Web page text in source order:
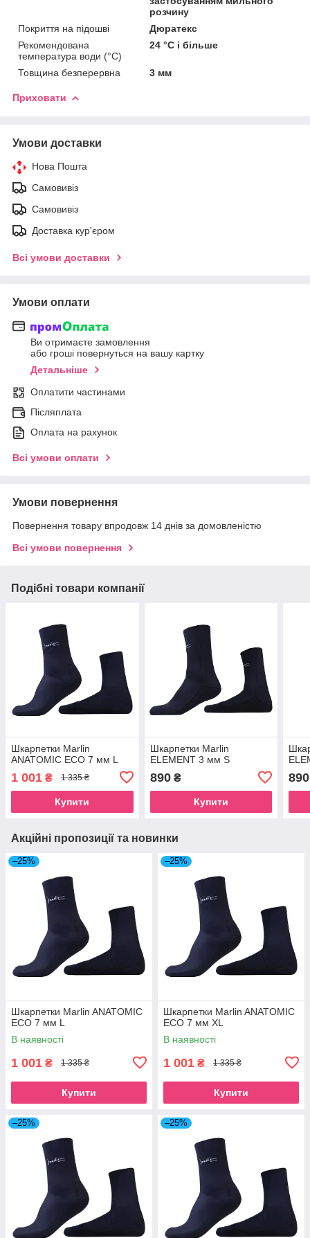
розчину
Покриття на підошві
Дюратекс
Рекомендована
температура води (°C)
24 °C і більше
Товщина безперервна 3 мм
Приховати
Умови доставки
Нова Пошта
Самовивіз
Самовивіз
Доставка кур'єром
Всі умови доставки
Умови оплати
Ви отримаєте замовлення
або гроші повернуться на вашу картку
Детальніше
Оплатити частинами
Післяплата
Оплата на рахунок
Всі умови оплати
Умови повернення
Повернення товару впродовж 14 днів за домовленістю
Всі умови повернення
Подібні товари компанії
Шкарпетки Marlin
ANATOMIC ECO 7 мм L
1 001 ₴ 1 335 ₴
Купити
Шкарпетки Marlin
ELEMENT 3 мм S
890₴
Купити
890
Акційні пропозиції та новинки
–25%
Шкарпетки Marlin ANATOMIC
ECO 7 мм L
В наявності
1 001 ₴ 1 335 ₴
Купити
–25%
Шкарпетки Marlin ANATOMIC
ECO 7 мм XL
В наявності
1 001 ₴ 1 335 ₴
Купити
–25% –25%